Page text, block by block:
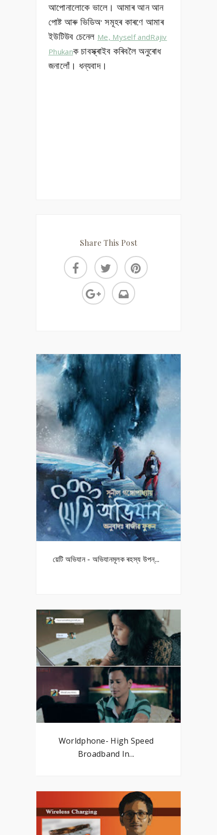
আপোনালোকে ভালে। আমাৰ আন আন
পোষ্ট আৰু ভিডিঅ’ সমূহৰ কাৰণে আমাৰ
ইউটিউব চেনেল Me, Myself andRajiv
Phukanক চাবস্ক্ৰাইব কৰিবলৈ অনুৰোধ
জনালোঁ। ধন্যবাদ।
Share This Post
য়েটি অভিযান - অভিযানমূলক ৰহস্য উপন্...
Worldphone- High Speed
Broadband In...